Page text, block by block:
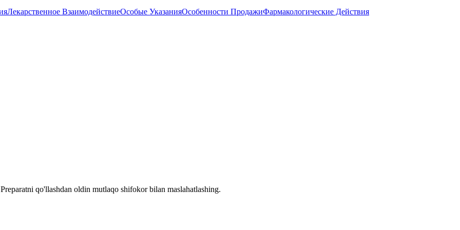
Лекарственное ВзаимодействиеОсобые УказанияОсобенности ПродажиФармакологические Действия
qo'llashdan oldin mutlaqo shifokor bilan maslahatlashing.